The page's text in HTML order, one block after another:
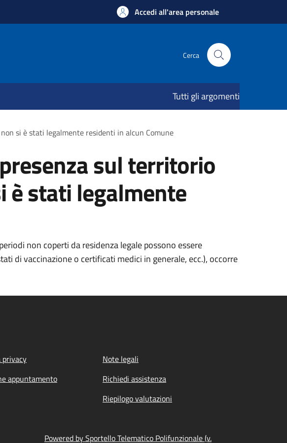
Accedi all'area personale
Cerca
Tutti gli argomenti
si è stati legalmente residenti in alcun Comune
sul territorio
è stati legalmente
non coperti da residenza legale possono essere
di vaccinazione o certificati medici in generale, ecc.), occorre
Note legali
appuntamento
Richiedi assistenza
Riepilogo valutazioni
Powered by Sportello Telematico Polifunzionale (v.